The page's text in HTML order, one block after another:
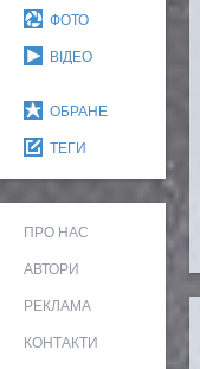
ФОТО
ВІДЕО
ОБРАНЕ
ТЕГИ
ПРО НАС
АВТОРИ
РЕКЛАМА
КОНТАКТИ